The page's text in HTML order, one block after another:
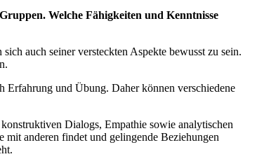
Welche Fähigkeiten und Kenntnisse
auch seiner versteckten Aspekte bewusst zu sein.
und Übung. Daher können verschiedene
Dialogs, Empathie sowie analytischen
anderen findet und gelingende Beziehungen